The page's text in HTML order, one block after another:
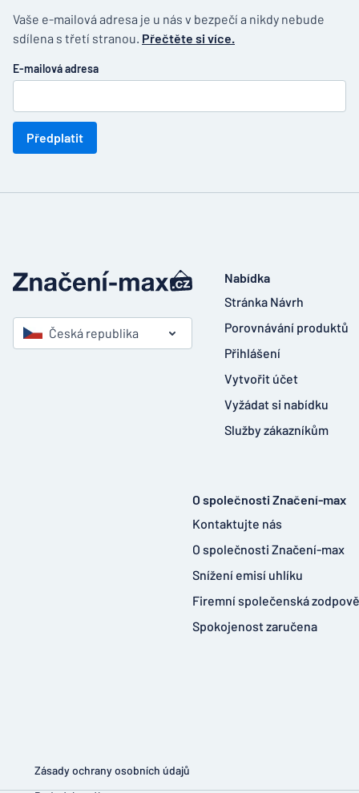
Vaše e-mailová adresa je u nás v bezpečí a nikdy nebude
sdílena s třetí stranou. Přečtěte si více.
E-mailová adresa
Předplatit
Česká republika
Nabídka
Stránka Návrh
Porovnávání produktů
Přihlášení
Vytvořit účet
Vyžádat si nabídku
Služby zákazníkům
O společnosti Značení-max
Kontaktujte nás
O společnosti Značení-max
Snížení emisí uhlíku
Firemní společenská
Spokojenost zaručena
Zásady ochrany osobních údajů